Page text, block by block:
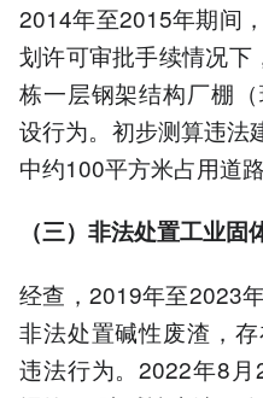
2014年至2015年期间
划许可审批手续情况下
栋一层钢架结构厂棚
设行为。初步测算违法
中约100平方米占用道路
（三）非法处置工业固
经查，2019年至2023
非法处置碱性废渣，
违法行为。2022年8